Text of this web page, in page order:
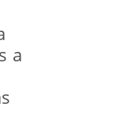
a